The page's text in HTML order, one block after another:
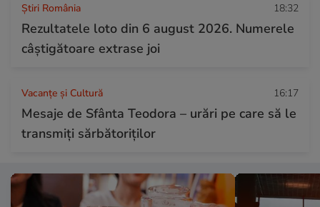
Știri România 18:32
Rezultatele loto din 6 august 2026. Numerele
câștigătoare extrase joi
Vacanțe și Cultură 16:17
Mesaje de Sfânta Teodora – urări pe care să le
transmiți sărbătoriților